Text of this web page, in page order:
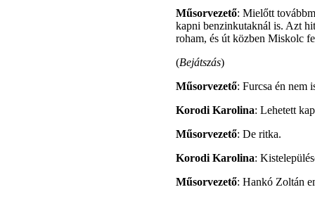
Műsorvezető: Mielőtt
kapni benzinkutaknál is. Azt
roham, és út közben Miskolc
(Bejátszás)
Műsorvezető: Furcsa én nem
Korodi Karolina: Lehetett
Műsorvezető: De ritka.
Korodi Karolina:
Műsorvezető: Hankó Zoltán